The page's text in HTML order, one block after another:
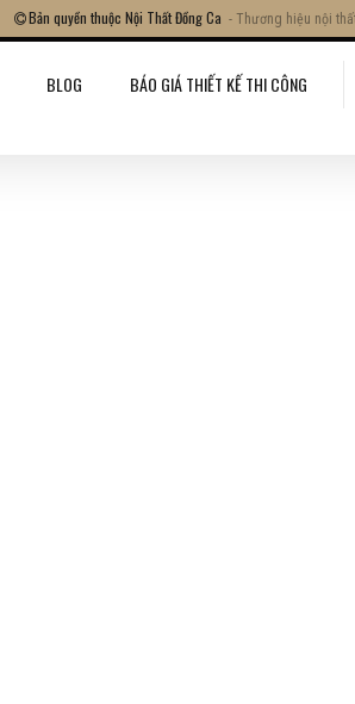
Bản quyền thuộc Nội Thất Đồng Ca - Thương hiệu nội
BLOG BÁO GIÁ THIẾT KẾ THI CÔNG